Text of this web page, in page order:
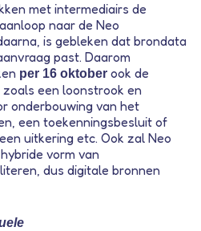
met intermediairs de
naar de Neo
is gebleken dat brondata
past. Daarom
per 16 oktober ook de
een loonstrook en
onderbouwing van het
een toekenningsbesluit of
uitkering etc. Ook zal Neo
vorm van
dus digitale bronnen